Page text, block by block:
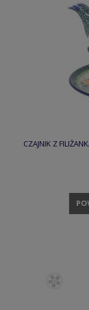
CZAJNIK Z